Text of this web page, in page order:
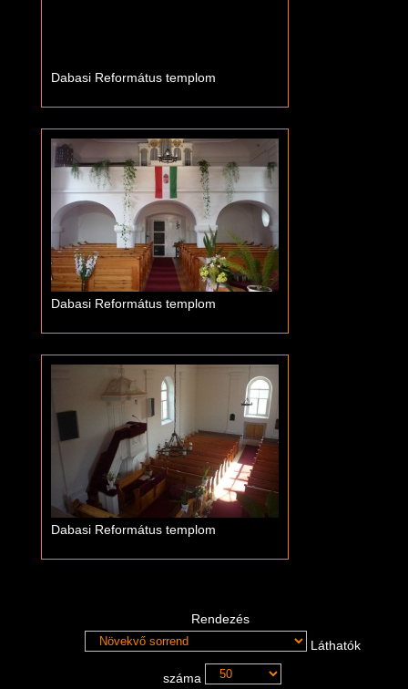
Dabasi Református templom
Dabasi Református templom
Dabasi Református templom
Rendezés
Láthatók
száma